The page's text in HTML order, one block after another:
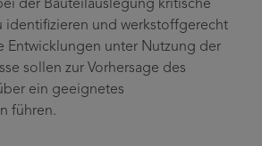
der Bauteilauslegung kritische
identifizieren und werkstoffgerecht
Entwicklungen unter Nutzung der
sollen zur Vorhersage des
ein geeignetes
führen.